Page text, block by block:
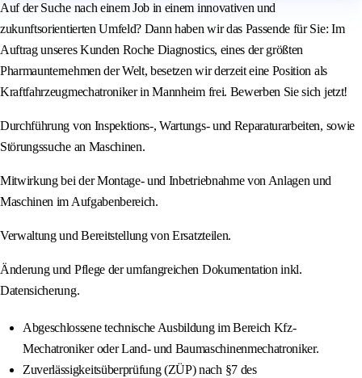
Auf der Suche nach einem Job in einem innovativen und
zukunftsorientierten Umfeld? Dann haben wir das Passende für Sie: Im
Auftrag unseres Kunden Roche Diagnostics, eines der größten
Pharmaunternehmen der Welt, besetzen wir derzeit eine Position als
Kraftfahrzeugmechatroniker in Mannheim frei. Bewerben Sie sich jetzt!
Durchführung von Inspektions-, Wartungs- und Reparaturarbeiten, sowie
Störungssuche an Maschinen.
Mitwirkung bei der Montage- und Inbetriebnahme von Anlagen und
Maschinen im Aufgabenbereich.
Verwaltung und Bereitstellung von Ersatzteilen.
Änderung und Pflege der umfangreichen Dokumentation inkl.
Datensicherung.
Abgeschlossene technische Ausbildung im Bereich Kfz-
Mechatroniker oder Land- und Baumaschinenmechatroniker.
Zuverlässigkeitsüberprüfung (ZÜP) nach §7 des